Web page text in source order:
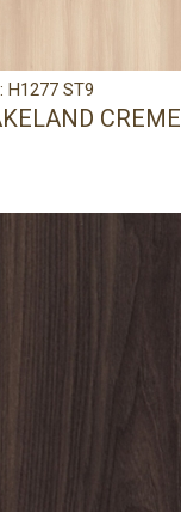
H1277 ST9
CREME